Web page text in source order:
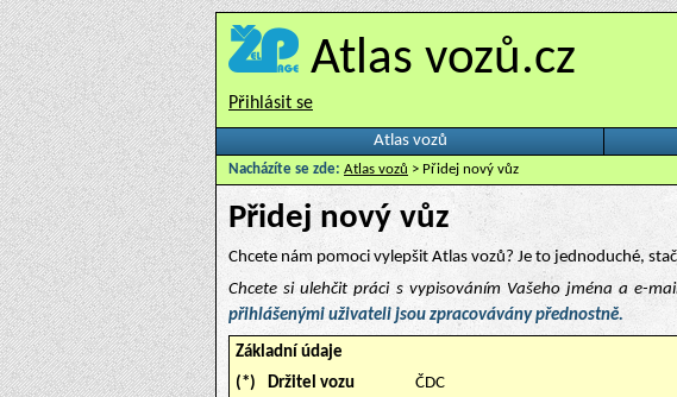
Atlas vozů.cz
Přihlásit se
Atlas vozů
Nacházíte se zde: Atlas vozů > Přidej nový vůz
Přidej nový vůz
Chcete nám pomoci vylepšit Atlas vozů? Je to jednoduché,
Chcete si ulehčit práci s vypisováním Vašeho jména a e-
přihlášenými uživateli jsou zpracovávány přednostně.
Základní údaje
(*)
Držitel vozu
ČDC